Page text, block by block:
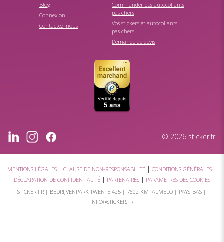
Blog
Connexion
Contactez-nous
Commander des autocollants
pas chers
Vos stickers et autocollants
pas chers
Demande de devis
© 2026 sticker.fr
MENTIONS LÉGALES| CLAUSE DE NON-RESPONSABILITÉ| CONDITIONS GÉNÉRALES|
DÉCLARATION DE CONFIDENTIALITÉ| PARTENAIRES| PARAMÈTRES DES COOKIES
STICKER.FR | BEDRIJVENPARK TWENTE 425 | 7602 KM ALMELO | PAYS-BAS |
INFO@STICKER.FR